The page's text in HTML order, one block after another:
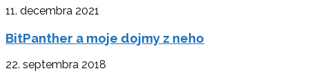
11. decembra 2021
BitPanther a moje dojmy z neho
22. septembra 2018